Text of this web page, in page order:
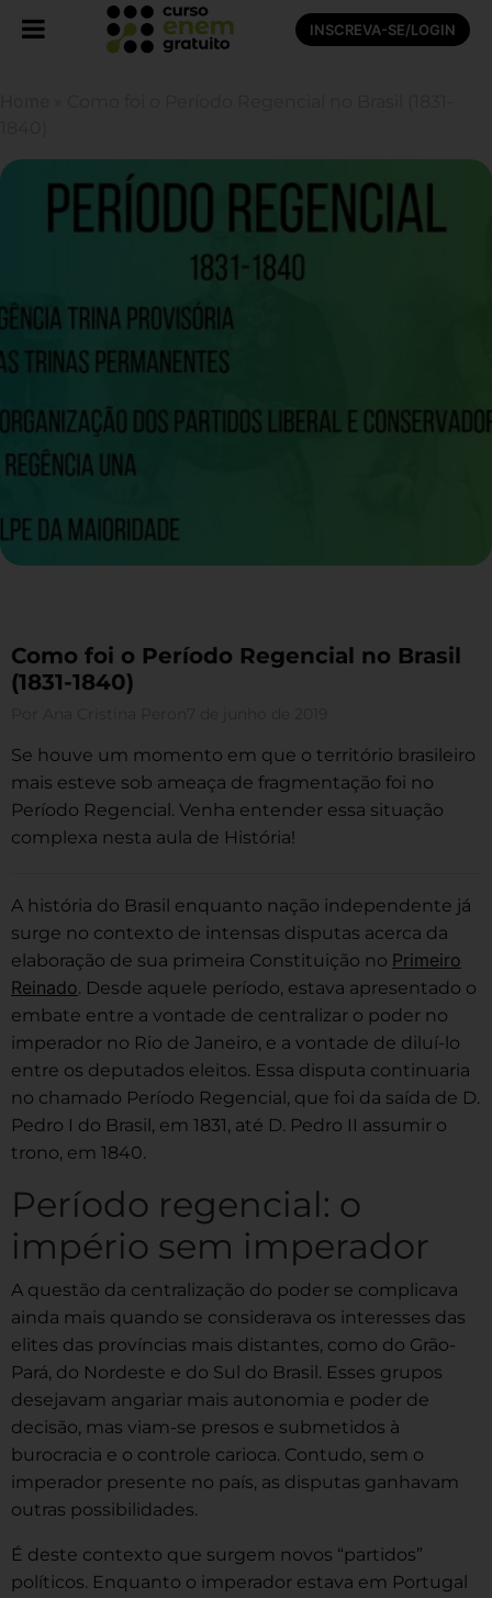
INSCREVA-SE/LOGIN
Como foi o Período Regencial no Brasil
(1831-1840)
Se houve um momento em que o território brasileiro
mais esteve sob ameaça de fragmentação foi no
Período Regencial. Venha entender essa situação
complexa nesta aula de História!
A história do Brasil enquanto nação independente já
surge no contexto de intensas disputas acerca da
elaboração de sua primeira Constituição no Primeiro
Reinado. Desde aquele período, estava apresentado o
embate entre a vontade de centralizar o poder no
imperador no Rio de Janeiro, e a vontade de diluí-lo
entre os deputados eleitos. Essa disputa continuaria
no chamado Período Regencial, que foi da saída de D.
Pedro I do Brasil, em 1831, até D. Pedro II assumir o
trono, em 1840.
Período regencial: o
império sem imperador
A questão da centralização do poder se complicava
ainda mais quando se considerava os interesses das
elites das províncias mais distantes, como do Grão-
Pará, do Nordeste e do Sul do Brasil. Esses grupos
desejavam angariar mais autonomia e poder de
decisão, mas viam-se presos e submetidos à
burocracia e o controle carioca. Contudo, sem o
imperador presente no país, as disputas ganhavam
outras possibilidades.
É deste contexto que surgem novos “partidos”
políticos. Enquanto o imperador estava em Portugal